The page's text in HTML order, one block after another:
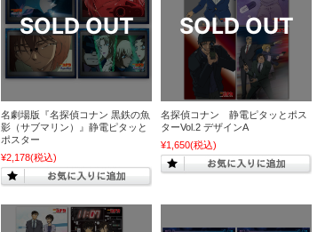
名劇場版『名探偵コナン 黒鉄の魚
影（サブマリン）』静電ピタッと
ポスター
¥2,178(税込)
名探偵コナン 静電ピタッとポス
ターVol.2 デザインA
¥1,650(税込)